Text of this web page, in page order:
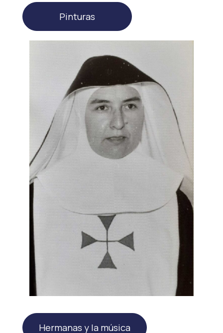
Pinturas
Hermanas y la música